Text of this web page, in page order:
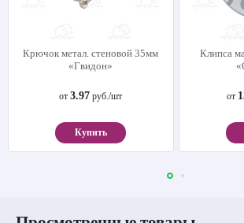
Крючок метал. стеновой 35мм
«Гвидон»
от3.97 руб./шт
Купить
Клипса
от